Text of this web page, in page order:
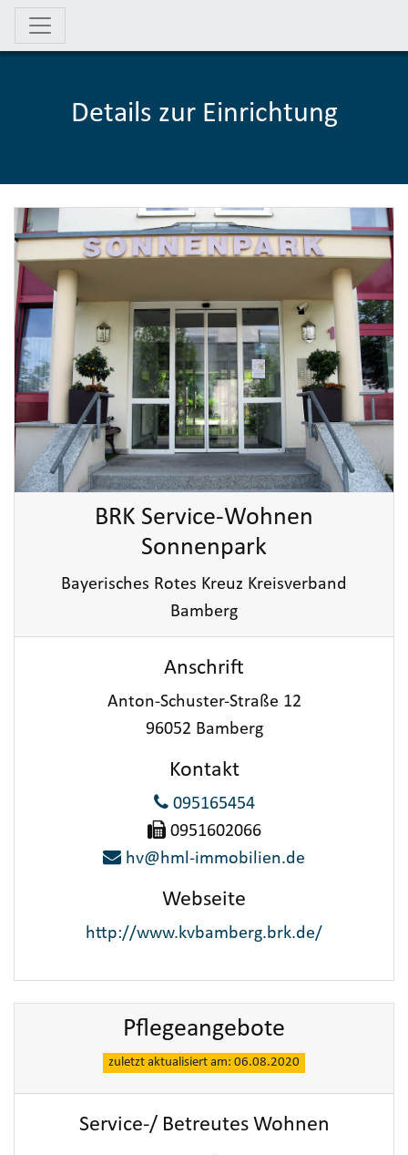
Details zur Einrichtung
BRK Service-Wohnen
Sonnenpark
Bayerisches Rotes Kreuz Kreisverband
Bamberg
Anschrift
Anton-Schuster-Straße 12
96052 Bamberg
Kontakt
095165454
0951602066
hv@hml-immobilien.de
Webseite
http://www.kvbamberg.brk.de/
Pflegeangebote
zuletzt aktualisiert am: 06.08.2020
Service-/ Betreutes Wohnen